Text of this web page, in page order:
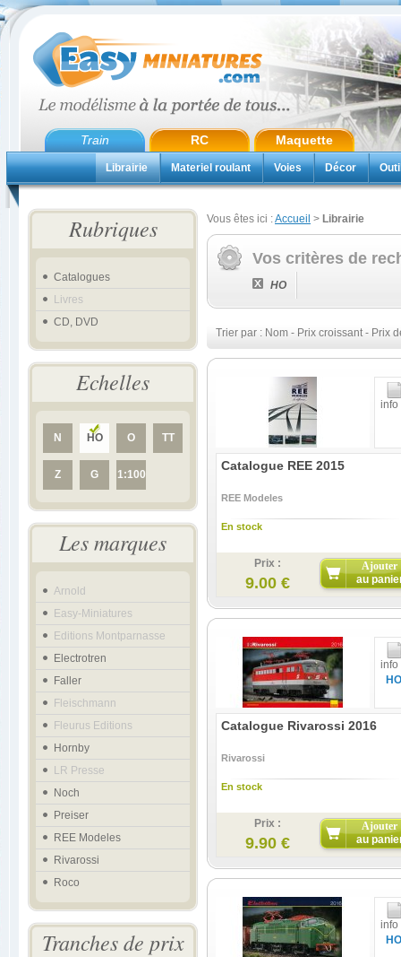
Train RC Maquette
Librairie Materiel roulant Voies Décor
Rubriques
Catalogues
Livres
CD, DVD
Echelles
N HO O TT
Z G 1:100
Les marques
Arnold
Easy-Miniatures
Editions Montparnasse
Electrotren
Faller
Fleischmann
Fleurus Editions
Hornby
LR Presse
Noch
Preiser
REE Modeles
Rivarossi
Roco
Tranches de prix
Vous êtes ici :Accueil > Librairie
Vos critères de
HO
Trier par : Nom - Prix croissant- Prix
info
Catalogue REE 2015
REE Modeles
En stock
Prix :
9.00 €
Ajouter
au
info
HO
Catalogue Rivarossi 2016
Rivarossi
En stock
Prix :
9.90 €
Ajouter
au
info
HO